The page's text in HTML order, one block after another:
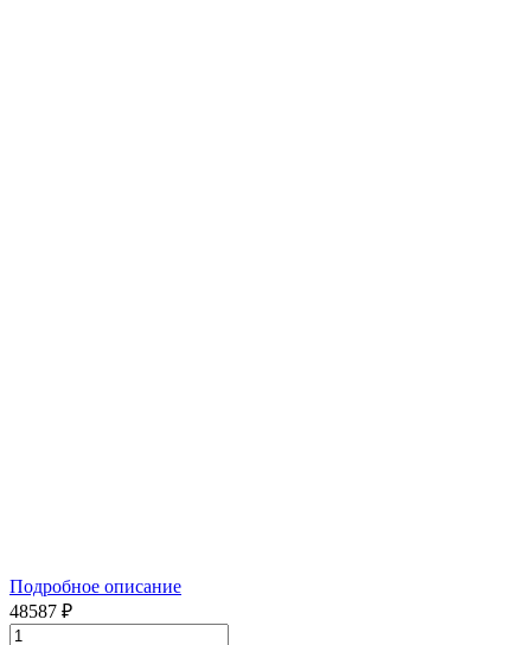
Подробное описание
48587 ₽